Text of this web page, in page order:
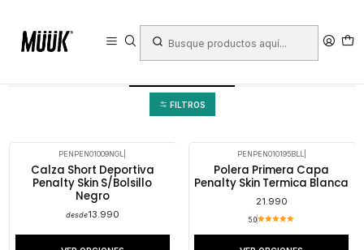
Primeras capas y compresión
FILTROS
PENPEN01009NGL
Calza Short Deportiva
Penalty Skin S/Bolsillo
Negro
desde13.990
PENPEN010195BLL
Polera Primera Capa
Penalty Skin Termica Blanca
21.990
5.0